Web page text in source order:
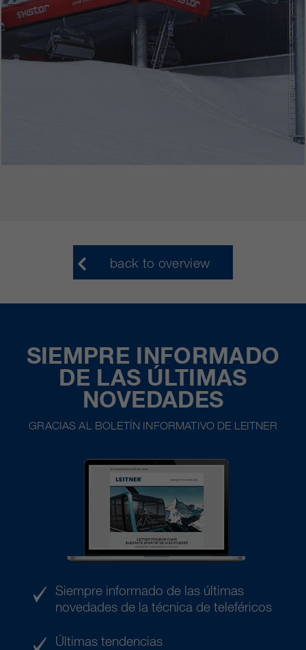
back to overview
SIEMPRE INFORMADO
DE LAS ÚLTIMAS
NOVEDADES
GRACIAS AL BOLETÍN INFORMATIVO DE LEITNER
Siempre informado de las últimas
novedades de la técnica de teleféricos
Últimas tendencias